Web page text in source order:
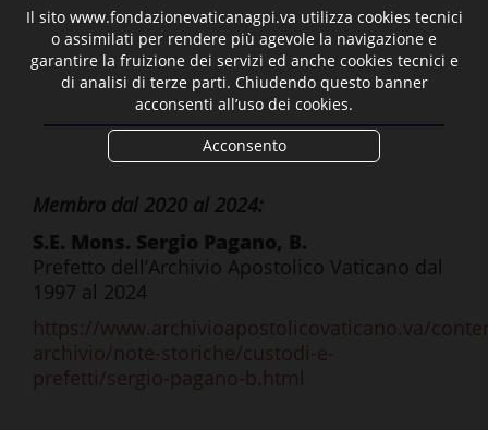
Membro dal 2020 al 2024:
S.E. Mons. Sergio Pagano, B.
Prefetto dell’Archivio Apostolico Vaticano dal
1997 al 2024
https://www.archivioapostolicovaticano.va/
archivio/note-storiche/custodi-e-
prefetti/sergio-pagano-b.html
Il sito www.fondazionevaticanagpi.va utilizza cookies tecnici
o assimilati per rendere più agevole la navigazione e
garantire la fruizione dei servizi ed anche cookies tecnici e
di analisi di terze parti. Chiudendo questo banner
acconsenti all’uso dei cookies.
Acconsento